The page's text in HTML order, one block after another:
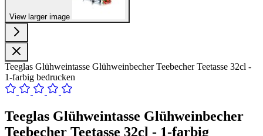
View larger image
Teeglas Glühweintasse Glühweinbecher Teebecher Teetasse 32cl -
1-farbig bedrucken
Teeglas Glühweintasse Glühweinbecher
Teebecher Teetasse 32cl - 1-farbig